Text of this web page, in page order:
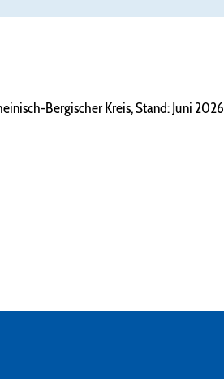
Bergischer Kreis, Stand: Juni 2026